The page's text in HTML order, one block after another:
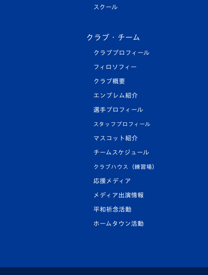
スクール
クラブ・チーム
クラブプロフィール
フィロソフィー
クラブ概要
エンブレム紹介
選手プロフィール
スタッフプロフィール
マスコット紹介
チームスケジュール
クラブハウス（練習場）
応援メディア
メディア出演情報
平和祈念活動
ホームタウン活動